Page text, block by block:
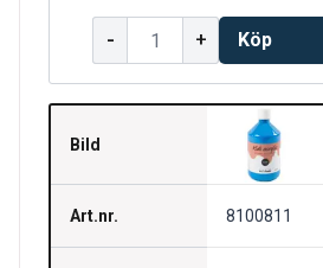
- + Köp
Bild
Art.nr. 8100811